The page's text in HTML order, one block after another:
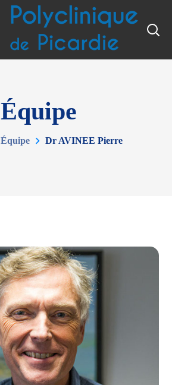
Équipe
Équipe Dr AVINEE Pierre